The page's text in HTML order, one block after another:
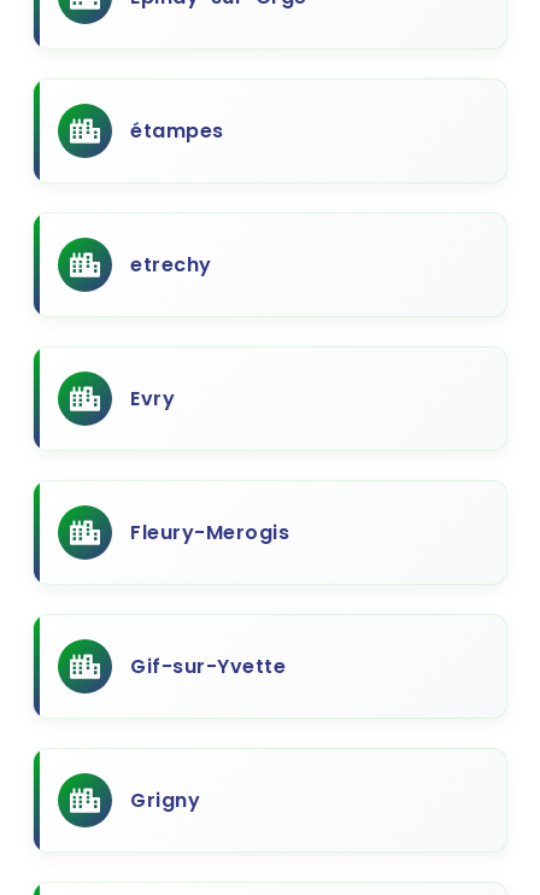
étampes
etrechy
Evry
Fleury-Merogis
Gif-sur-Yvette
Grigny